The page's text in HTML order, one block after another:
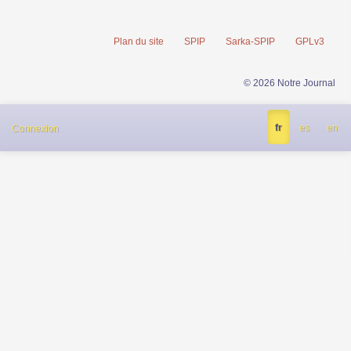
Plan du site SPIP Sarka-SPIP GPLv3
© 2026 Notre Journal
Connexion fr es en